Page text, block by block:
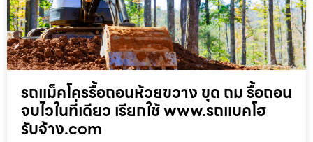
รถแม็คโครรื้อถอนห้วยขวาง ขุด ถม รื้อถอน
จบไวในที่เดียว เรียกใช้ www.รถแบคโฮ
รับจ้าง.com